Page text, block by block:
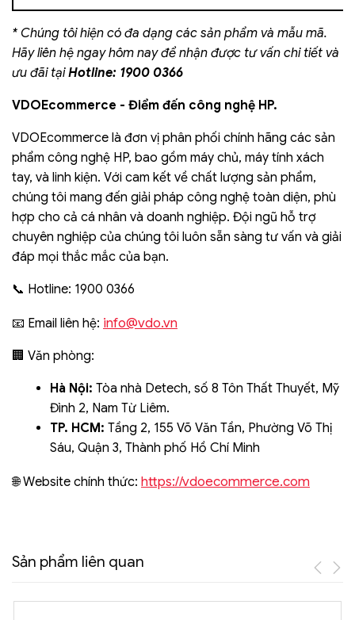
* Chúng tôi hiện có đa dạng các sản phẩm và mẫu mã.
Hãy liên hệ ngay hôm nay để nhận được tư vấn chi tiết và
ưu đãi tạiHotline: 1900 0366
VDOEcommerce - Điểm đến công nghệ HP.
VDOEcommerce là đơn vị phân phối chính hãng các sản
phẩm công nghệ HP, bao gồm máy chủ, máy tính xách
tay, và linh kiện. Với cam kết về chất lượng sản phẩm,
chúng tôi mang đến giải pháp công nghệ toàn diện, phù
hợp cho cả cá nhân và doanh nghiệp. Đội ngũ hỗ trợ
chuyên nghiệp của chúng tôi luôn sẵn sàng tư vấn và giải
đáp mọi thắc mắc của bạn.
📞 Hotline: 1900 0366
📧 Email liên hệ: info@vdo.vn
🏢 Văn phòng:
Hà Nội: Tòa nhà Detech, số 8 Tôn Thất Thuyết, Mỹ
Đình 2, Nam Từ Liêm.
TP. HCM: Tầng 2, 155 Võ Văn Tần, Phường Võ Thị
Sáu, Quận 3, Thành phố Hồ Chí Minh
🌐 Website chính thức: https://vdoecommerce.com
Sản phẩm liên quan